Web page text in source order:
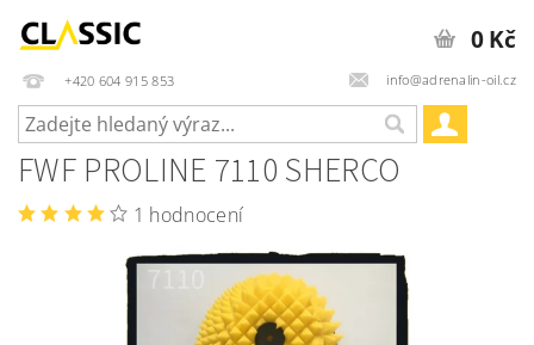
+420 604 915 853 info@adrenalin-oil.cz
0 Kč
FWF PROLINE 7110 SHERCO
1 hodnocení